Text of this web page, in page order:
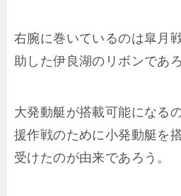
右腕に巻いているのは皐月
助した伊良湖のリボンであ
大発動艇が搭載可能になる
援作戦のために小発動艇を
受けたのが由来であろう。